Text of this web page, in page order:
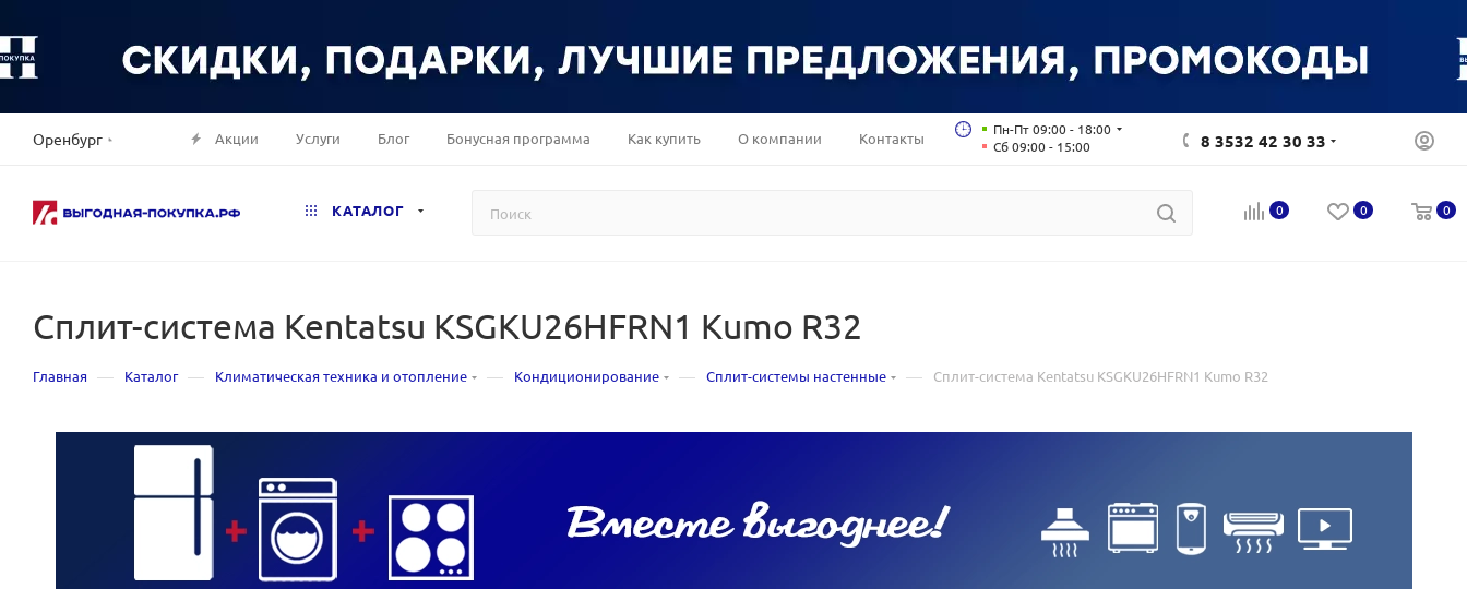
Оренбург Акции Услуги Блог Бонусная программа Как купить О компании Контакты
Пн-Пт 09:00 - 18:00
Сб 09:00 - 15:00
8 3532 42 30 33
КАТАЛОГ 0 0 0
Сплит-система Kentatsu KSGKU26HFRN1 Kumo R32
Главная — Каталог — Климатическая техника и отопление — Кондиционирование — Сплит-системы настенные — Сплит-система Kentatsu KSGKU26HFRN1 Kumo R32